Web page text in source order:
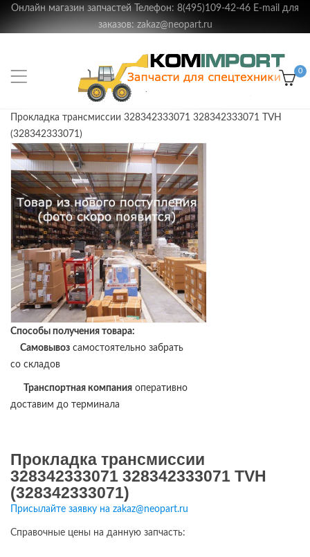
Онлайн магазин запчастей Телефон: 8(495)109-42-46 E-mail для
заказов: zakaz@neopart.ru
0
Прокладка трансмиссии 328342333071 328342333071 TVH
(328342333071)
Способы получения товара:
Самовывоз самостоятельно забрать
со складов
Транспортная компания оперативно
доставим до терминала
Прокладка трансмиссии
328342333071 328342333071 TVH
(328342333071)
Присылайте заявку на zakaz@neopart.ru
Справочные цены на данную запчасть: